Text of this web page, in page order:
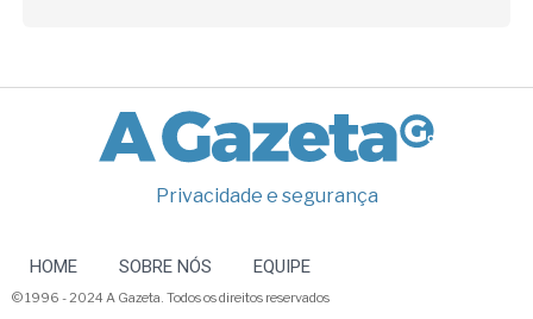
Privacidade e segurança
HOME SOBRE NÓS EQUIPE
© 1996 - 2024 A Gazeta. Todos os direitos reservados